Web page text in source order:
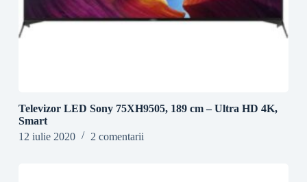
Televizor LED Sony 75XH9505, 189 cm – Ultra HD 4K,
Smart
12 iulie 2020
2 comentarii